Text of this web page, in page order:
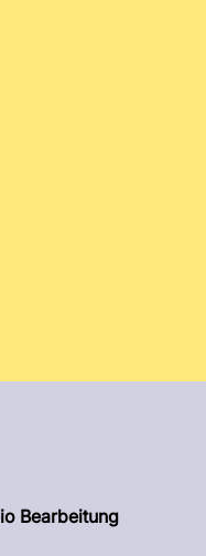
Bearbeitung